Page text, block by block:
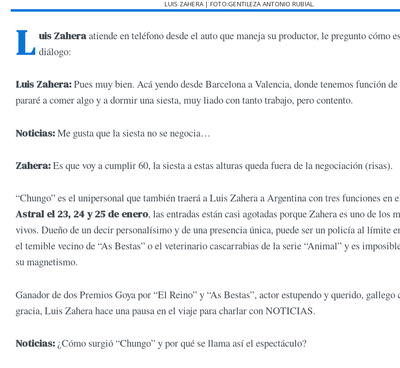
LUIS ZAHERA | FOTO:GENTILEZA ANTONIO RUBIAL.
L uis Zaheraatiende en teléfono desde el auto que maneja su productor, le pregunto cómo
diálogo:
Luis Zahera:Pues muy bien. Acá yendo desde Barcelona a Valencia, donde tenemos función de
pararé a comer algo y a dormir una siesta, muy liado con tanto trabajo, pero contento.
Noticias:Me gusta que la siesta no se negocia…
Zahera:Es que voy a cumplir 60, la siesta a estas alturas queda fuera de la negociación (risas).
“Chungo” es el unipersonal que también traerá a Luis Zahera a Argentina con tres funciones en
Astral el 23, 24 y 25 de enero, las entradas están casi agotadas porque Zahera es uno de los
vivos. Dueño de un decir personalísimo y de una presencia única, puede ser un policía al límite
el temible vecino de “As Bestas” o el veterinario cascarrabias de la serie “Animal” y es
su magnetismo.
Ganador de dos Premios Goya por “El Reino” y “As Bestas”, actor estupendo y querido, gallego
gracia, Luis Zahera hace una pausa en el viaje para charlar con NOTICIAS.
Noticias: ¿Cómo surgió “Chungo” y por qué se llama así el espectáculo?